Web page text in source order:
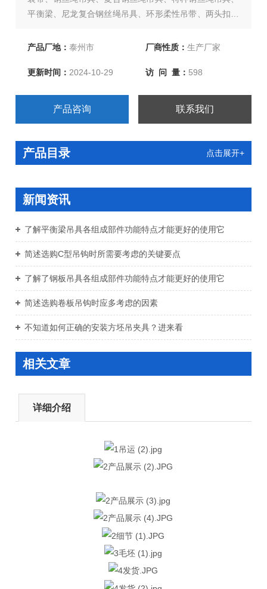
平衡梁、尼龙复合钢丝绳吊具、环形柔性吊带、两头扣柔
成套索具、引纸绳、注塑绳、软梯、安全带等几大系列，
产品厂地：泰州市 厂商性质： 生产厂家
更新时间：2024-10-29 访 问 量： 598
产品咨询 联系我们
产品目录 点击展开+
新闻资讯
了解平衡梁吊具各组成部件功能特点才能更好的使用它
简述选购C型吊钩时所需要考虑的关键要点
了解了钢板吊具各组成部件功能特点才能更好的使用它
简述选购卷板吊钩时应多考虑的因素
不知道如何正确的安装方坯吊夹具？进来看
相关文章
详细介绍